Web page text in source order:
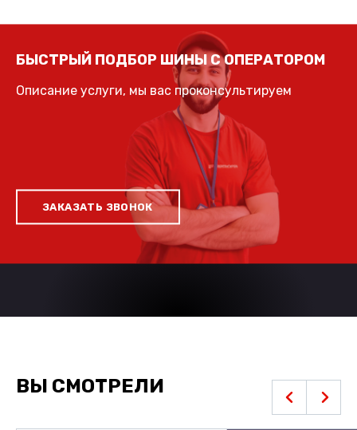
БЫСТРЫЙ ПОДБОР ШИНЫ С ОПЕРАТОРОМ
Описание услуги, мы вас проконсультируем
ЗАКАЗАТЬ ЗВОНОК
ВЫ СМОТРЕЛИ